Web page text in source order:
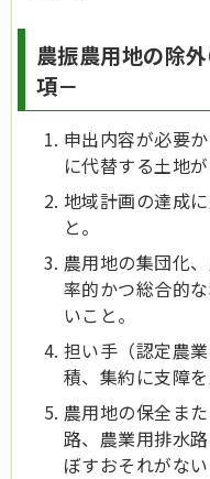
農振農用地の除
項－
申出内容が必要
に代替する土地が
地域計画の達成
と。
農用地の集団化
率的かつ総合的
いこと。
担い手（認定農
積、集約に支障
農用地の保全ま
路、農業用排水
ぼすおそれがない